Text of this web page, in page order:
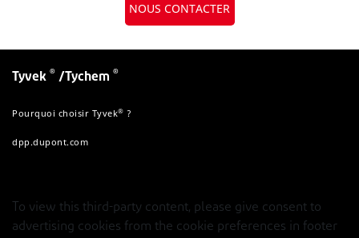
NOUS CONTACTER
Tyvek ® /Tychem ®
Pourquoi choisir Tyvek® ?
dpp.dupont.com
To view this third-party content, please give consent to
advertising cookies from the cookie preferences in footer